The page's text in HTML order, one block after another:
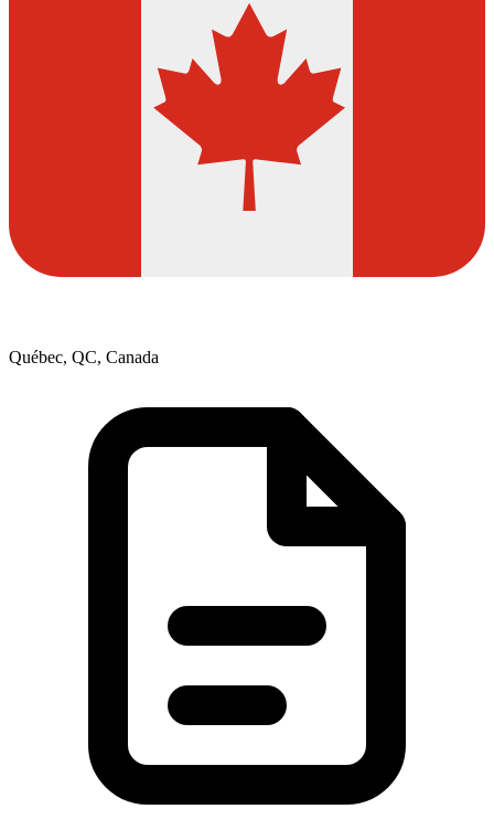
Québec, QC, Canada